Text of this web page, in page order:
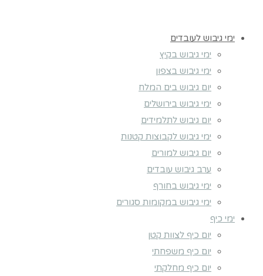
ימי גיבוש לעובדים
ימי גיבוש בקיץ
ימי גיבוש בצפון
יום גיבוש בים המלח
ימי גיבוש בירושלים
יום גיבוש לתלמידים
ימי גיבוש לקבוצות קטנות
יום גיבוש למורים
ערב גיבוש עובדים
ימי גיבוש בחורף
ימי גיבוש במקומות סגורים
ימי כיף
יום כיף לצוות קטן
יום כיף משפחתי
יום כיף מחלקתי